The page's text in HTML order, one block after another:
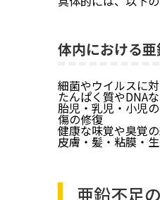
体内における
細菌やウイルスに
たんぱく質やDNA
胎児・乳児・小児
傷の修復
健康な味覚や臭覚
皮膚・髪・粘膜・
亜鉛不足